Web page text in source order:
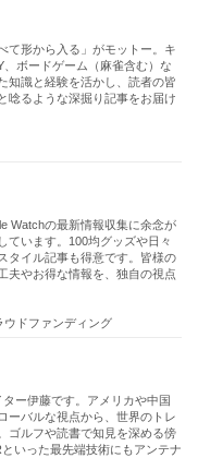
て形から入る」がモットー。キ
ボードゲーム（麻雀含む）な
知識と経験を活かし、読者の皆
唸るような深掘り記事をお届け
Watchの最新情報収集に余念が
ています。100均グッズや日々
タイル記事も得意です。皆様の
夫やお得な情報を、独自の視点
ウドファンディング
ー伊藤です。アメリカや中国
ーバルな視点から、世界のトレ
ゴルフや読書で知見を深める傍
いった最先端技術にもアンテナ